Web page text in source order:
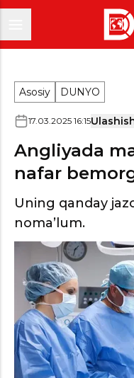
Asosiy DUNYO
17.03.2025 16:15
Angliyada
nafar
Uning qanday
noma’lum.